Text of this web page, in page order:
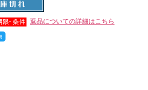
返品についての詳細はこちら